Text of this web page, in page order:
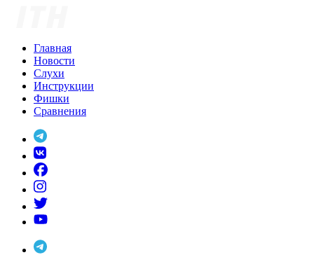
Главная
Новости
Слухи
Инструкции
Фишки
Сравнения